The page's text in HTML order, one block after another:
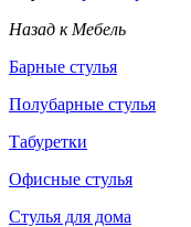
Назад к Мебель
Барные стулья
Полубарные стулья
Табуретки
Офисные стулья
Стулья для дома